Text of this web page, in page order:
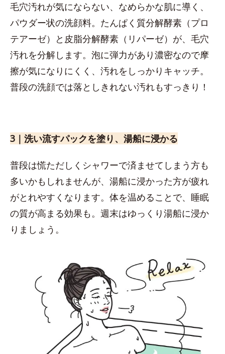
毛穴汚れが気にならない、なめらかな肌に導く、
パウダー状の洗顔料。たんぱく質分解酵素（プロ
テアーゼ）と皮脂分解酵素（リパーゼ）が、毛穴
汚れを分解します。泡に弾力があり濃密なので摩
擦が気になりにくく、汚れをしっかりキャッチ。
普段の洗顔では落としきれない汚れもすっきり！
3｜洗い流すパックを塗り、湯船に浸かる
普段は慌ただしくシャワーで済ませてしまう方も
多いかもしれませんが、湯船に浸かった方が疲れ
がとれやすくなります。体を温めることで、睡眠
の質が高まる効果も。週末はゆっくり湯船に浸か
りましょう。